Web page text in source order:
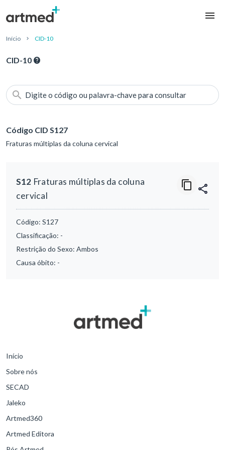
Início CID-10
CID-10
Digite o código ou palavra-chave para consultar
Código CID S127
Fraturas múltiplas da coluna cervical
S12 Fraturas múltiplas da coluna
cervical
Código: S127
Classificação: -
Restrição do Sexo: Ambos
Causa óbito: -
Início
Sobre nós
SECAD
Jaleko
Artmed360
Artmed Editora